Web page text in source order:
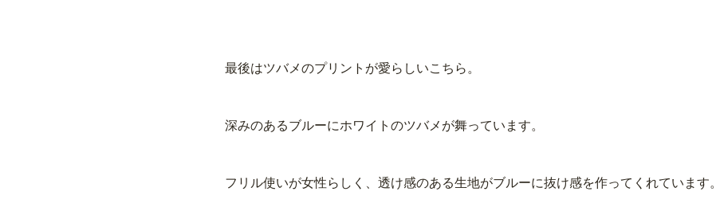
最後はツバメのプリントが愛らしいこちら。
深みのあるブルーにホワイトのツバメが舞っています。
フリル使いが女性らしく、透け感のある生地がブルーに抜け感を作ってくれています。